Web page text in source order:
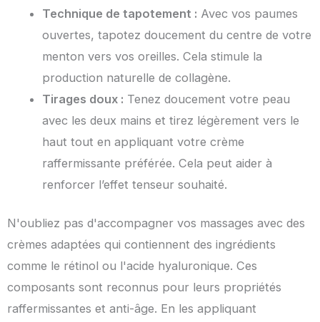
Technique de tapotement : Avec vos paumes
ouvertes, tapotez doucement du centre de votre
menton vers vos oreilles. Cela stimule la
production naturelle de collagène.
Tirages doux : Tenez doucement votre peau
avec les deux mains et tirez légèrement vers le
haut tout en appliquant votre crème
raffermissante préférée. Cela peut aider à
renforcer l’effet tenseur souhaité.
N'oubliez pas d'accompagner vos massages avec des
crèmes adaptées qui contiennent des ingrédients
comme le rétinol ou l'acide hyaluronique. Ces
composants sont reconnus pour leurs propriétés
raffermissantes et anti-âge. En les appliquant